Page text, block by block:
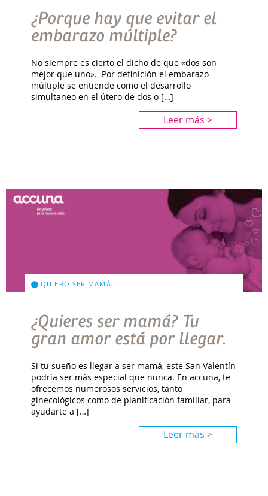
¿Porque hay que evitar el
embarazo múltiple?
No siempre es cierto el dicho de que «dos son
mejor que uno». Por definición el embarazo
múltiple se entiende como el desarrollo
simultaneo en el útero de dos o […]
Leer más >
QUIERO SER MAMÁ
¿Quieres ser mamá? Tu
gran amor está por llegar.
Si tu sueño es llegar a ser mamá, este San Valentín
podría ser más especial que nunca. En accuna, te
ofrecemos numerosos servicios, tanto
ginecológicos como de planificación familiar, para
ayudarte a […]
Leer más >